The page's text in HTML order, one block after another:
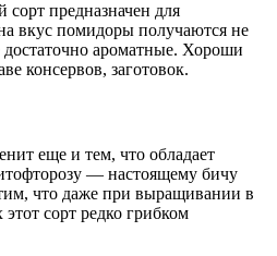
предназначен для
вкус помидоры получаются не
ароматные. Хороши
консервов, заготовок.
еще и тем, что обладает
— настоящему бичу
что даже при выращивании в
сорт редко грибком